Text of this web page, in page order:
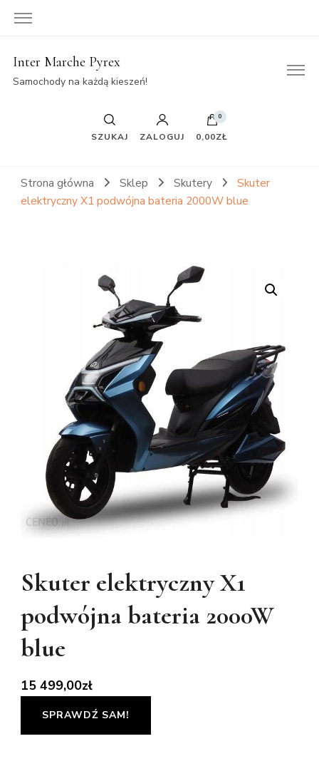
Inter Marche Pyrex
Samochody na każdą kieszeń!
SZUKAJ ZALOGUJ
0
0,00ZŁ
Strona główna Sklep Skutery
Skuter
elektryczny X1 podwójna bateria 2000W blue
Skuter elektryczny X1
podwójna bateria 2000W
blue
15 499,00zł
SPRAWDŹ SAM!